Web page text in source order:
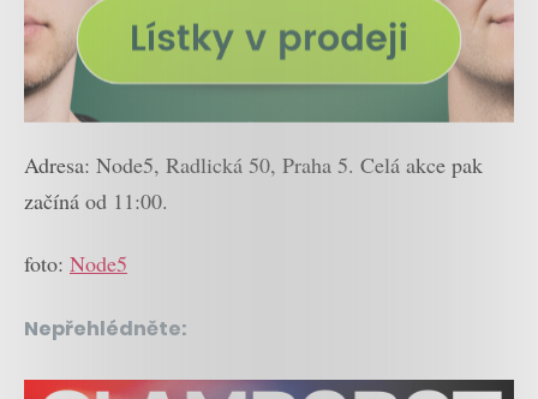
Adresa: Node5, Radlická 50, Praha 5. Celá akce pak
začíná od 11:00.
foto: Node5
Nepřehlédněte: